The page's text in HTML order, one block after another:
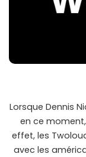
Lorsque Dennis
en ce
effet, les
avec les